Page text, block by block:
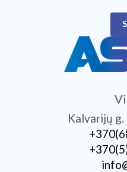
Kalvarijų g.